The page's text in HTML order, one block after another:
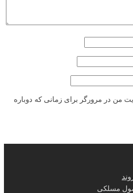
من در مرورگر برای زمانی که دوباره
مسلکی